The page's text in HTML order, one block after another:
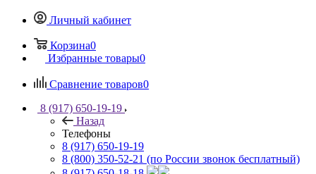
Личный кабинет
Корзина0
Избранные товары0
Сравнение товаров0
8 (917) 650-19-19
Назад
Телефоны
8 (917) 650-19-19
8 (800) 350-52-21 (по России звонок бесплатный)